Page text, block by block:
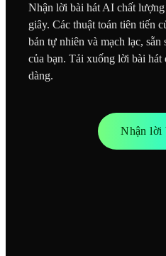
Nhận lời bài hát AI chất
giây. Các thuật toán tiên tiến
bản tự nhiên và mạch lạc, sẵn
của bạn. Tải xuống lời bài hát
dàng.
Nhận lời